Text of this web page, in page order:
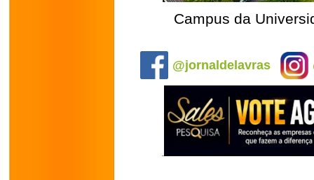
Campus da
@jornaldelavras